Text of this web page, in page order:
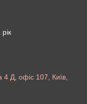
4 Д, офіс 107, Київ,